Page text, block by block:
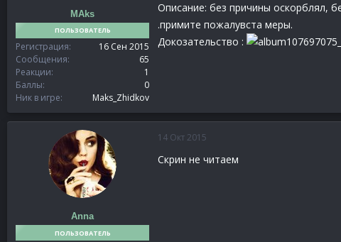
MAks
ПОЛЬЗОВАТЕЛЬ
Регистрация
16 Сен 2015
Сообщения
65
Реакции
1
Баллы
0
Ник в игре
Maks_Zhidkov
Описание: без причины оскорблял,
.примите пожалувста меры.
Докозательство :
Anna
ПОЛЬЗОВАТЕЛЬ
14 Окт 2015
Скрин не читаем